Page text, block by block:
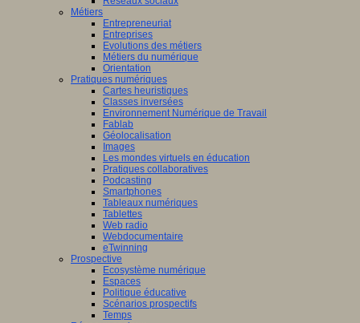
Métiers
Entrepreneuriat
Entreprises
Evolutions des métiers
Métiers du numérique
Orientation
Pratiques numériques
Cartes heuristiques
Classes inversées
Environnement Numérique de Travail
Fablab
Géolocalisation
Images
Les mondes virtuels en éducation
Pratiques collaboratives
Podcasting
Smartphones
Tableaux numériques
Tablettes
Web radio
Webdocumentaire
eTwinning
Prospective
Ecosystème numérique
Espaces
Politique éducative
Scénarios prospectifs
Temps